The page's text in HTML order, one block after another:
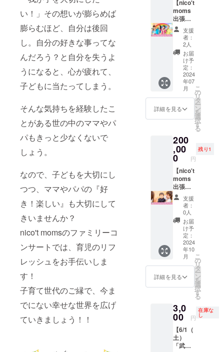
い！」その想いが膨らめば
膨らむほど、自分は後回
し。自分の好きな事ってな
んだろう？と自分を失うよ
うになると、心が疲れて、
子どもに当たってしまう。
そんな気持ちを経験したこ
とがある世の中のママやパ
パもきっと少なくないで
しょう。
なので、子どもを大切にし
つつ、ママやパパの『好
き！楽しい』も大切にして
きいませんか？
nico't momsのファミリーコ
ンサートでは、育児のリフ
レッシュをお手伝いしま
す！
子育て世代のご縁で、今ま
でにない幸せな世界を広げ
ていきましょう！！
研究所
～』 日
時：
6/1（土
10:30~
11:15
場所：
川崎市
総合自
治会館
オルハ
ンカチ
（大き
さ 20
㎝×20
㎝） ・
写真入
りメッ
セージ
カード
（nico’t
moms
メン
バー＋
ゲス
１支援
につき
１名ご
参加い
ただけ
ます ※
返礼品
は当日
お渡し
させて
いただ
きます
※会場ま
での交
通費は
各自で
ご負担
くださ
い ※詳
細は
IREメッ
セージ
にてご
連絡し
ます ※
写真は
いただ
きます
※チラシ
はA4サ
イズ
2000部
ほど作
成し配
布予定
です ※
メール
に記載
までに
データ
意をい
ただけ
ない場
合、掲
載はで
きかね
ます
（キャ
ンセ
ル・返
金は不
可） ▽
コン
サート
詳細 新
作『ニ
コニコ
リーコ
ンサー
ちら
nico't
研究所
～』 日
時：
7/6（土
くなる
まで末
永く大
切に使
用させ
ていた
だきま
す。 ご
支援者
様へは
お礼の
メッ
セージ
をお送
す。 リ
ターン
画像2枚
在）か
ら1枚目
の画像
のよう
な美術
セット
となる
予定で
す。 今
まで以
上にク
オリ
ティの
高い 作
客さま
の笑顔
が増え
るよ
う、ど
うかご
果が得
られ
る、そ
んなバ
ラード
曲をお
届けし
ていま
す。 ご
支援い
ただい
た方に
は感謝
を込め
れるコ
ンサー
トでプ
ログラ
ムにお
名前を
記載さ
せてい
ただき
ます。
※プログ
ラムに
掲載さ
せてい
ただく
スポン
サー名
（個
欄にご
記載下
（ロゴ
不可・
名入れ
の公演
では、
思わず
誰もが
口ずさ
んだり
踊りた
くなる
テーマ
ソ ング
曲、 そ
してマ
マやパ
パたち
の気持
聴いて
いるだ
けで癒
しの効
果が得
られ
る、そ
んなバ
ラード
曲をお
届けし
ていま
す。 ご
支援い
ただい
た方に
は感謝
を込め
て2024
れるコ
ンサー
トでプ
ログラ
ムにお
名前を
【nico't
moms
出張コ
ンサー
ト権
利】 あ
なたの
街まで
nico't
moms
がコン
サート
をしに
伺いま
す。 な
けない
けど来
てくれ
るなら
見てみ
たい！
nico't
moms
のイベ
ントを
地元で
主催し
たい！
と思っ
てくだ
さる方
に！ 約
40分の
台本あ
リー仕
立ての
本格コ
ンサー
トをお
届けし
支援
者：
2人
お届
け予
定：
2024
年07
月
詳細を見る
こ
の
リ
タ
ー
ン
を
選
択
す
る
200
,00
0 円
残り1
【nico't
moms
出張コ
ンサー
トを愛
知の保
育園児
に届け
られる
権利】
「nico't
moms
のコン
サート
を多く
てあげ
た
い！」
という
声をい
ただい
支援
者：
0人
お届
け予
定：
2024
年10
月
詳細を見る
こ
の
リ
タ
ー
ン
を
選
択
す
る
3,0
00 円
在庫な
し
【6/1（
土）
「武蔵